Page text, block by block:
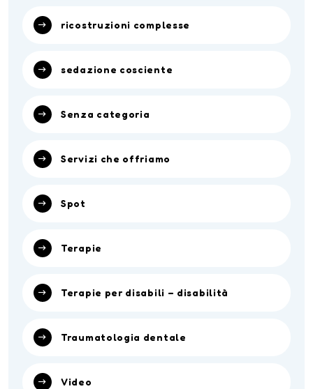
ricostruzioni complesse
sedazione cosciente
Senza categoria
Servizi che offriamo
Spot
Terapie
Terapie per disabili – disabilità
Traumatologia dentale
Video